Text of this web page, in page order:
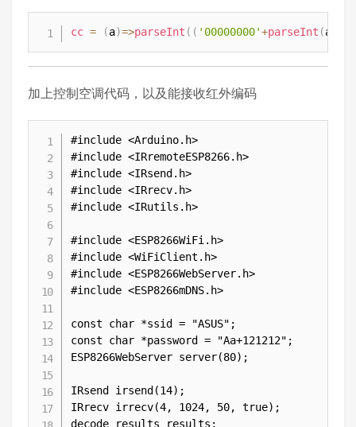
cc = (a)=>parseInt ( ( '00000000'+parseInt (a
加上控制空调代码，以及能接收红外编码
#include <Arduino.h>
#include <IRremoteESP8266.h>
#include <IRsend.h>
#include <IRrecv.h>
#include <IRutils.h>
#include <ESP8266WiFi.h>
#include <WiFiClient.h>
#include <ESP8266WebServer.h>
#include <ESP8266mDNS.h>
const char *ssid = "ASUS";
const char *password = "Aa+121212";
ESP8266WebServer server(80);
IRsend irsend(14);
IRrecv irrecv(4, 1024, 50, true);
decode_results results;